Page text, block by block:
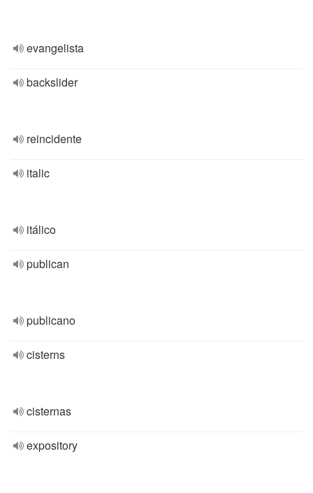
evangelista
backslider
reincidente
italic
itálico
publican
publicano
cisterns
cisternas
expository